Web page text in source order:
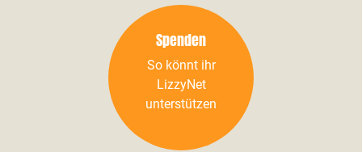
Spenden
So könnt ihr
LizzyNet
unterstützen